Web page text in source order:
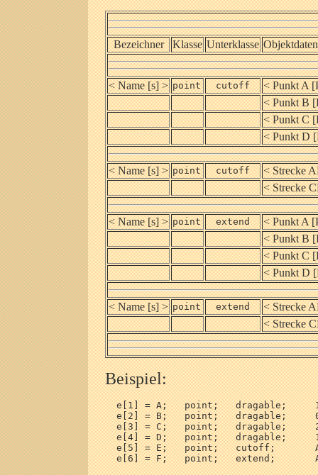
Bezeichner Klasse Unterklasse Objektdaten
< Name [s] > point cutoff
< Punkt A
< Punkt B
< Punkt C
< Punkt D
< Name [s] > point cutoff
< Strecke
< Strecke
< Name [s] > point extend
< Punkt A
< Punkt B
< Punkt C
< Punkt D
< Name [s] > point extend
< Strecke
< Strecke
Beispiel:
e[1] = A;   point;   dragable;
e[2] = B;   point;   dragable;
e[3] = C;   point;   dragable;
e[4] = D;   point;   dragable;
e[5] = E;   point;   cutoff;
e[6] = F;   point;   extend;